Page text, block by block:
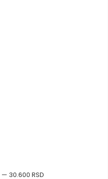
— 30.600 RSD